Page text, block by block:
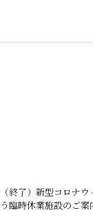
（終了）新型コロナ
う臨時休業施設のご案